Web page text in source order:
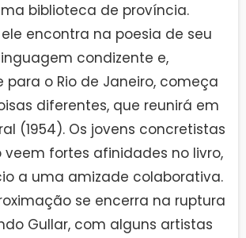
biblioteca de província.
ele encontra na poesia de seu
condizente e,
o Rio de Janeiro, começa
diferentes, que reunirá em
(1954). Os jovens concretistas
veem fortes afinidades no livro,
a uma amizade colaborativa.
se encerra na ruptura
Gullar, com alguns artistas